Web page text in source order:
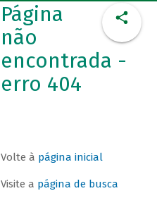
Página
não
encontrada -
erro 404
Volte à página inicial
Visite a página de busca